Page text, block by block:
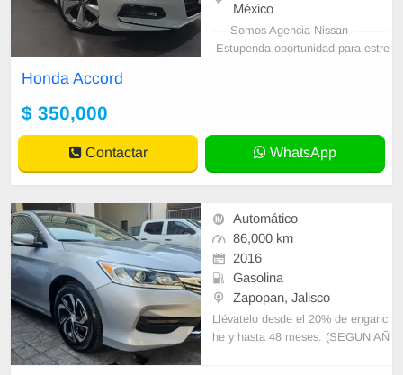
México
-----Somos Agencia Nissan-----------
-Estupenda oportunidad para estre
Honda Accord
$ 350,000
Contactar WhatsApp
Automático
86,000 km
2016
Gasolina
Zapopan, Jalisco
Llévatelo desde el 20% de enganc
he y hasta 48 meses. (SEGUN AÑ